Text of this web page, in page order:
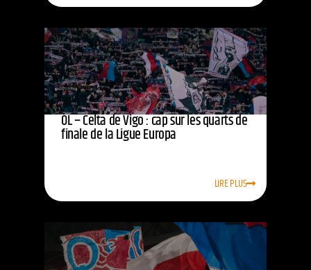
OL – Celta de Vigo : cap sur les quarts de
finale de la Ligue Europa
LIRE PLUS